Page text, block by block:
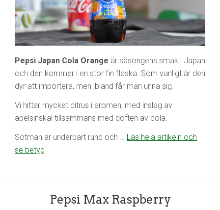
Pepsi Japan Cola Orange är säsongens smak i Japan
och den kommer i en stor fin flaska. Som vanligt är den
dyr att importera, men ibland får man unna sig.
Vi hittar mycket citrus i aromen, med inslag av
apelsinskal tillsammans med doften av cola.
Sötman är underbart rund och … Läs hela artikeln och
se betyg
Pepsi Max Raspberry